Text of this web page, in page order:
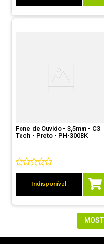
Fone de Ouvido - 3,5mm - C3
Tech - Preto - PH-300BK
Indisponível